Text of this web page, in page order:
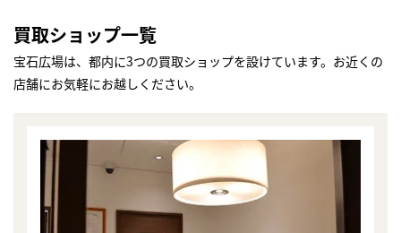
買取ショップ一覧
宝石広場は、都内に3つの買取ショップを設けています。お近くの
店舗にお気軽にお越しください。